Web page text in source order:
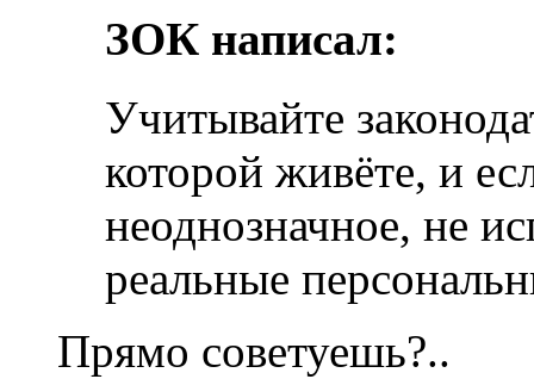
ЗОК написал:
Учитывайте
которой живёте, и
неоднозначное, не
реальные
Прямо советуешь?..